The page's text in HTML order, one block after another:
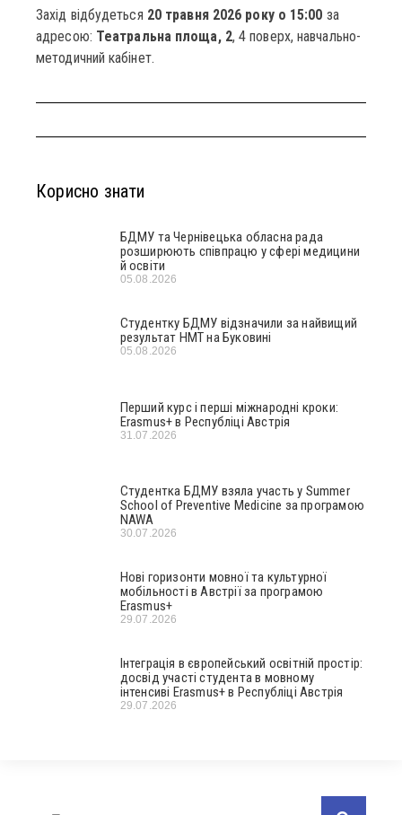
Захід відбудеться 20 травня 2026 року о 15:00 за
адресою: Театральна площа, 2, 4 поверх, навчально-
методичний кабінет.
Корисно знати
БДМУ та Чернівецька обласна рада
розширюють співпрацю у сфері медицини
й освіти
05.08.2026
Студентку БДМУ відзначили за найвищий
результат НМТ на Буковині
05.08.2026
Перший курс і перші міжнародні кроки:
Erasmus+ в Республіці Австрія
31.07.2026
Студентка БДМУ взяла участь у Summer
School of Preventive Medicine за програмою
NAWA
30.07.2026
Нові горизонти мовної та культурної
мобільності в Австрії за програмою
Erasmus+
29.07.2026
Інтеграція в європейський освітній простір:
досвід участі студента в мовному
інтенсиві Erasmus+ в Республіці Австрія
29.07.2026